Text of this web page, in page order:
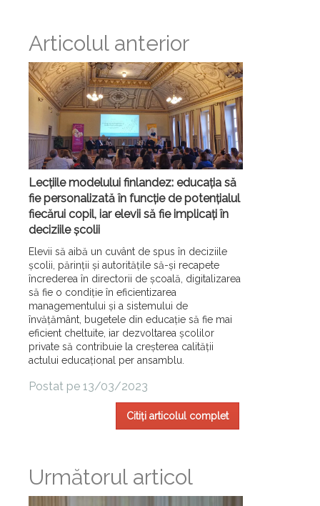
Articolul anterior
Lecțiile modelului finlandez: educația să
fie personalizată în funcție de potențialul
fiecărui copil, iar elevii să fie implicați în
deciziile școlii
Elevii să aibă un cuvânt de spus în deciziile
școlii, părinții și autoritățile să-și recapete
încrederea în directorii de școală, digitalizarea
să fie o condiție în eficientizarea
managementului și a sistemului de
învățământ, bugetele din educație să fie mai
eficient cheltuite, iar dezvoltarea școlilor
private să contribuie la creșterea calității
actului educațional per ansamblu.
Postat pe 13/03/2023
Citiți articolul complet
Următorul articol